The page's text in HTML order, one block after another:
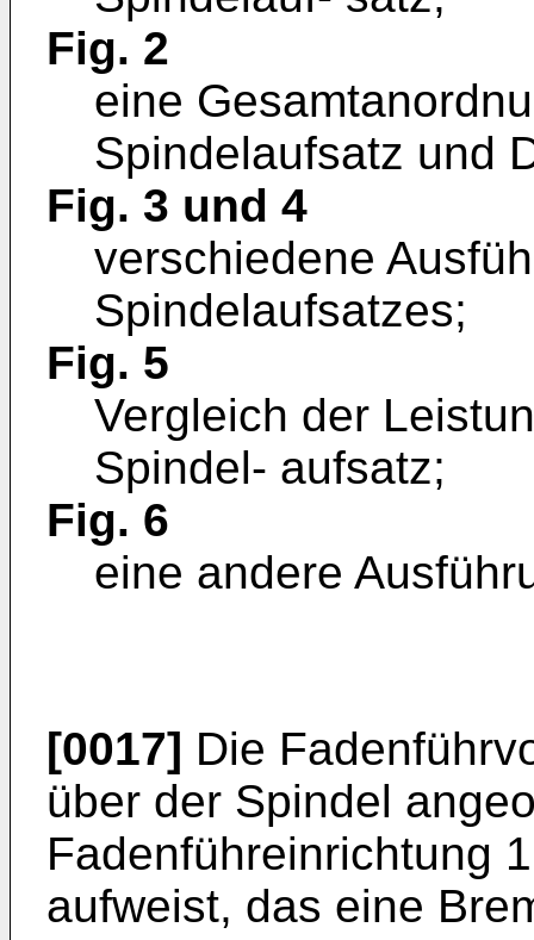
Fig. 2
eine
Spindelaufsatz und
Fig. 3 und 4
verschiedene
Spindelaufsatzes;
Fig. 5
Vergleich der
Spindel- aufsatz;
Fig. 6
eine andere
[0017] Die
über der Spindel
Fadenführeinrichtung
aufweist, das eine